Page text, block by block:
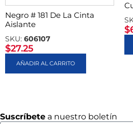
Negro # 181 De La Cinta
Aislante
SKU: 606107
$27.25
AÑADIR AL CARRITO
$
Suscríbete a nuestro boletín